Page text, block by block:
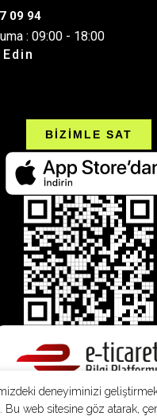
09 94
: 09:00 - 18:00
BİZİMLE SAT
deneyiminizi
Bu web sitesine göz atarak,